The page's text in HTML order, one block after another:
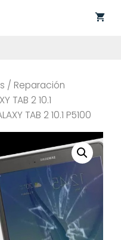
/ Reparación
TAB 2 10.1
TAB 2 10.1 P5100